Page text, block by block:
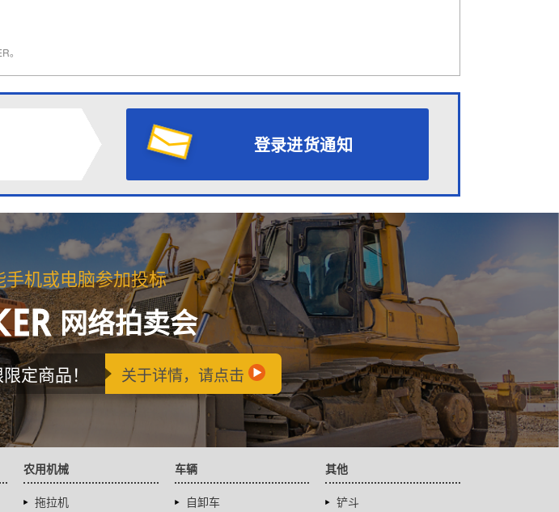
。
登录进货通知
机或电脑参加投标
网络拍卖会
定商品！ 关于详情，请点击
农用机械
拖拉机
车辆
自卸车
其他
铲斗